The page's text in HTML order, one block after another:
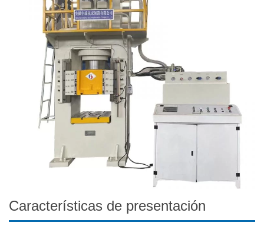
Características de presentación